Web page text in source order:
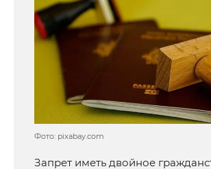
Фото: pixabay.com
Запрет иметь двойное